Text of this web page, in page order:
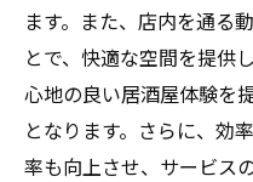
ます。また、店内を通る
とで、快適な空間を提供
心地の良い居酒屋体験を
となります。さらに、効
率も向上させ、サービス